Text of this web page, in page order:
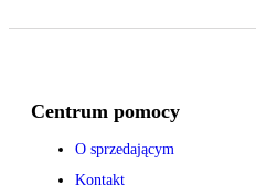
Centrum pomocy
O sprzedającym
Kontakt